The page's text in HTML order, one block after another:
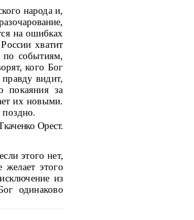
народа и,
на ошибках
хватит
по событиям,
кого Бог
видит,
покаяния за
их новыми.
Орест.
этого нет,
этого
из
одинаково